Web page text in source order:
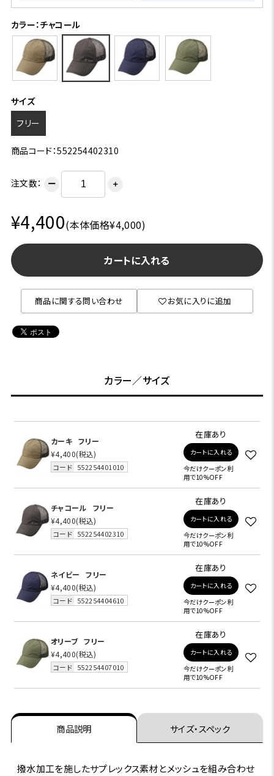
カラー：チャコール
サイズ
フリー
商品コード：552254402310
注文数： ー ＋
¥4,400(本体価格¥4,000)
カートに入れる
商品に関する問い合わせ お気に入りに追加
カラー／サイズ
カーキ フリー
¥4,400(税込)
コード 552254401010
在庫あり
カートに入れる
今だけクーポン利
用で10%OFF
チャコール
フリー
¥4,400(税込)
コード 552254402310
在庫あり
カートに入れる
今だけクーポン利
用で10%OFF
ネイビー
フリー
¥4,400(税込)
コード 552254404610
在庫あり
カートに入れる
今だけクーポン利
用で10%OFF
オリーブ フリー
¥4,400(税込)
コード 552254407010
在庫あり
カートに入れる
今だけクーポン利
用で10%OFF
商品説明 サイズ・スペック
撥水加工を施したサプレックス素材とメッシュを組み合わせ